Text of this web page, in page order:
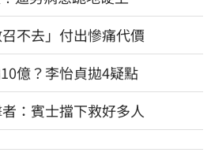
不去」付出慘痛代價
億？李怡貞拋4疑點
：賓士擋下救好多人